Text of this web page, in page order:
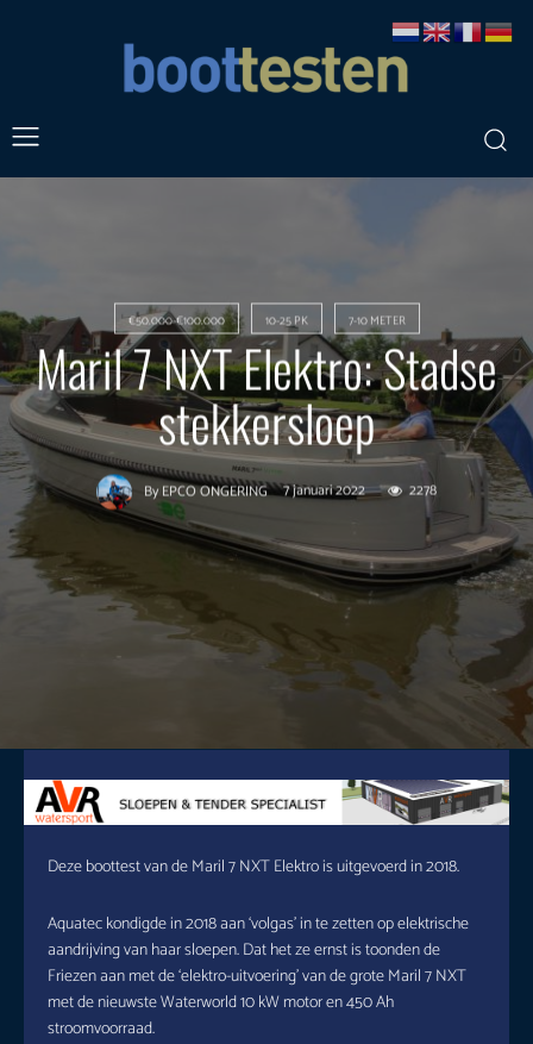
€50.000-€100.000 10-25 PK 7-10 METER
Maril 7 NXT Elektro: Stadse
stekkersloep
By EPCO ONGERING 7 januari 2022 2278
Deze boottest van de Maril 7 NXT Elektro is uitgevoerd in 2018.
Aquatec kondigde in 2018 aan ‘volgas’ in te zetten op elektrische
aandrijving van haar sloepen. Dat het ze ernst is toonden de
Friezen aan met de ‘elektro-uitvoering’ van de grote Maril 7 NXT
met de nieuwste Waterworld 10 kW motor en 450 Ah
stroomvoorraad.